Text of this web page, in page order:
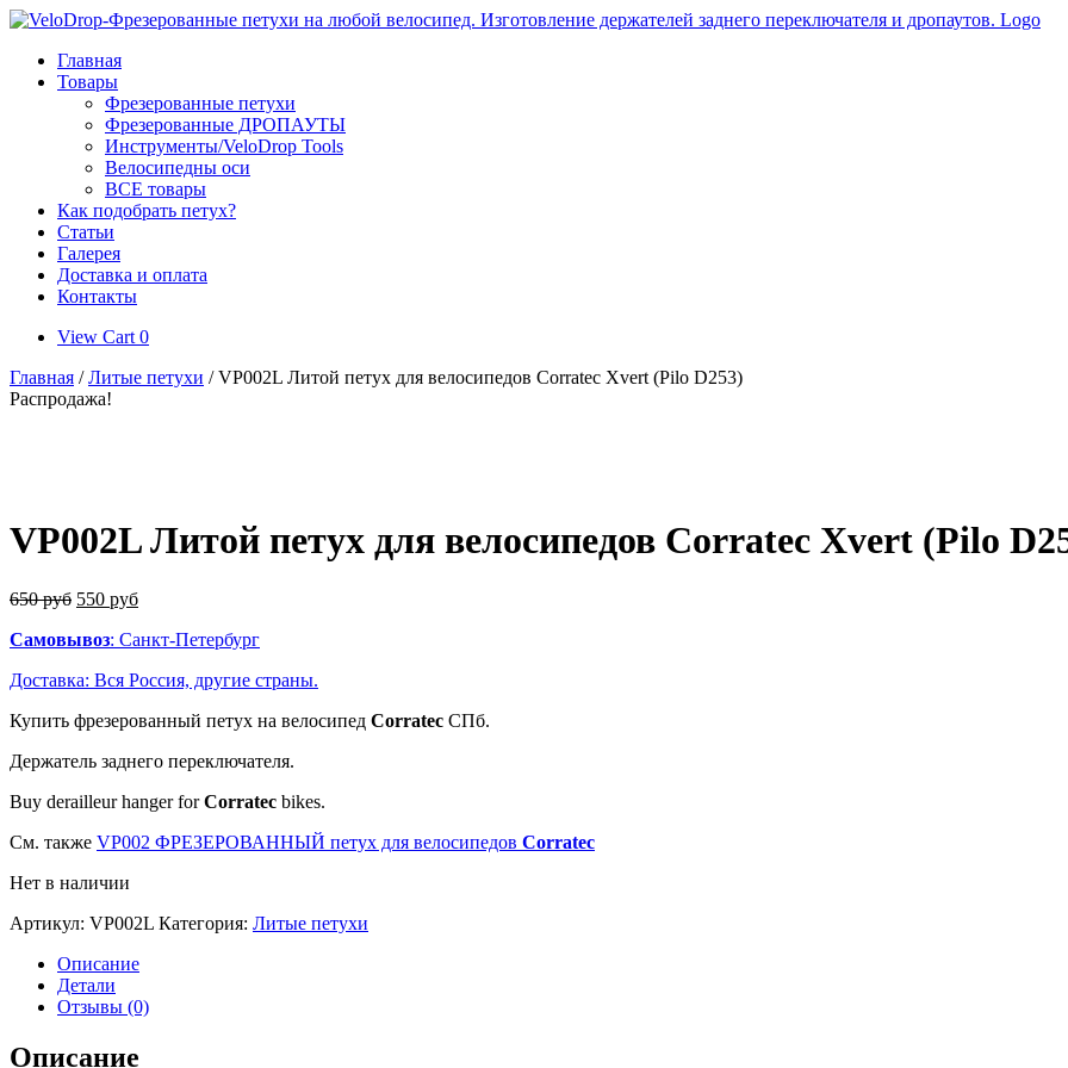
Skip
contentГлавная
Товары
Фрезерованные петухи
Фрезерованные ДРОПАУТЫ
Инструменты/VeloDrop Tools
Велосипедны оси
ВСЕ товары
Как подобрать петух?
Статьи
Галерея
Доставка и оплата
Контакты
View
cart
View Cart 0
Главная /Литые петухи / VP002L Литой петух для велосипедов Corratec Xvert (Pilo D253)
Распродажа!
VP002L Литой петух для велосипедов Corratec Xvert (Pilo
650руб 550 руб
Самовывоз: Санкт-Петербург
Доставка: Вся Россия, другие страны.
Купить фрезерованный петух на велосипед Corratec СПб.
Держатель заднего переключателя.
Buy derailleur hanger forCorratec bikes.
См. также VP002 ФРЕЗЕРОВАННЫЙ петух для велосипедов Corratec
Нет в наличии
Артикул: VP002L Категория: Литые петухи
Описание
Детали
Отзывы (0)
Описание